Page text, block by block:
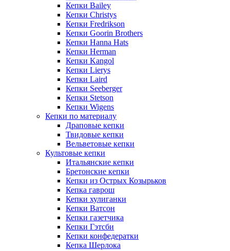
Кепки Bailey
Кепки Christys
Кепки Fredrikson
Кепки Goorin Brothers
Кепки Hanna Hats
Кепки Herman
Кепки Kangol
Кепки Lierys
Кепки Laird
Кепки Seeberger
Кепки Stetson
Кепки Wigens
Кепки по материалу
Драповые кепки
Твидовые кепки
Вельветовые кепки
Культовые кепки
Итальянские кепки
Бретонские кепки
Кепки из Острых Козырьков
Кепка гаврош
Кепки хулиганки
Кепки Ватсон
Кепки газетчика
Кепки Гэтсби
Кепки конфедератки
Кепка Шерлока